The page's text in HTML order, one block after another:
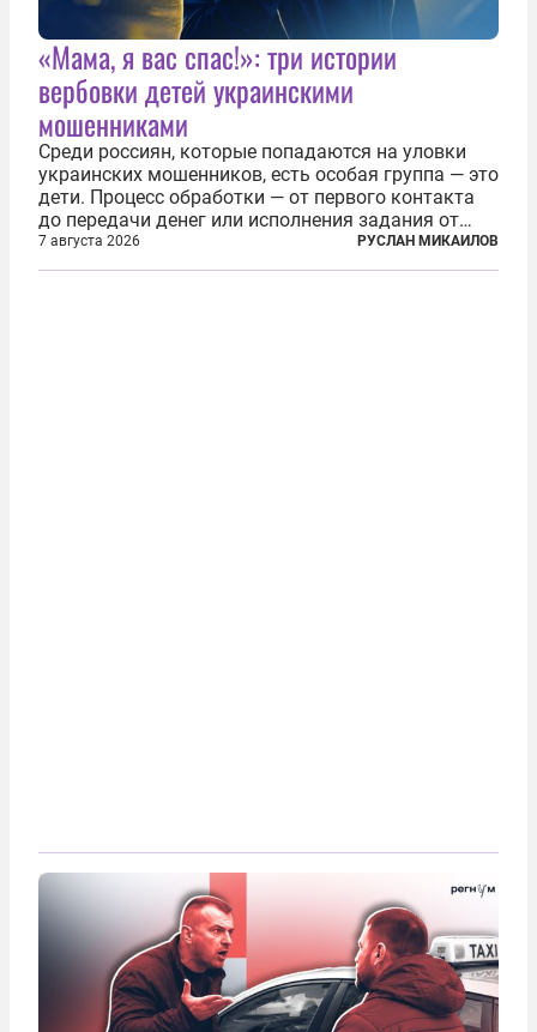
«Мама, я вас спас!»: три истории
вербовки детей украинскими
мошенниками
Среди россиян, которые попадаются на уловки
украинских мошенников, есть особая группа — это
дети. Процесс обработки — от первого контакта
до передачи денег или исполнения задания от
кураторов может занять от двух часов до
нескольких месяцев. Детей превращают в
7 августа 2026 РУСЛАН МИКАИЛОВ